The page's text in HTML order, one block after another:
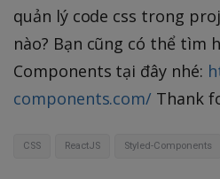
quản lý code css trong
nào? Bạn cũng có thể tìm
Components tại đây nhé:
components.com/ Thank
CSS ReactJS Styled-Components